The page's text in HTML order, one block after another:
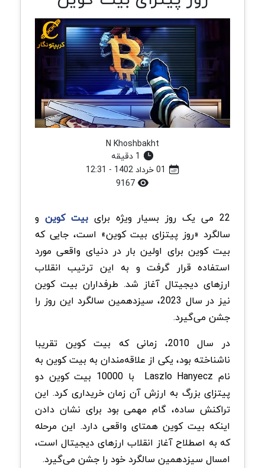
N Khoshbakht
22 می یک روز بسیار ویژه برای بیت کوین و
سالگرد «روز پیتزای بیت کوین» است، جایی که
بیت کوین برای اولین بار در دنیای واقعی مورد
استفاده قرار گرفت و به این ترتیب انقلاب
ارزهای دیجیتال آغاز شد. طرفداران بیت کوین
نیز در سال 2023، سیزدهمین سالگرد این روز را
جشن می‌گیرد.
در سال 2010، زمانی که بیت کوین تقریبا
ناشناخته بود، یکی از علاقه‌مندان به بیت کوین به
نام Laszlo Hanyecz با 10000 بیت کوین دو
پیتزای بزرگ به ارزش آن زمان خریداری کرد. این
تراکنش ساده، گام مهمی بود برای نشان دادن
اینکه بیت کوین همتای واقعی دارد. این مرحله
که به اصطلاح آغاز انقلاب ارزهای دیجیتال است،
امسال سیزدهمین سالگرد خود را جشن می‌گیرد.